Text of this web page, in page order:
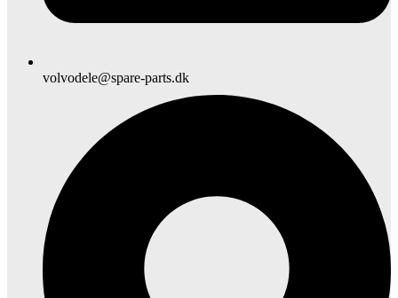
volvodele@spare-parts.dk